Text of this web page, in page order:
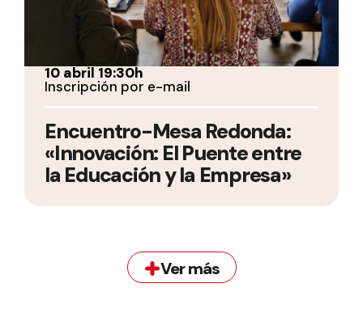
10 abril 19:30h
Inscripción por e-mail
Encuentro-Mesa Redonda:
«Innovación: El Puente entre
la Educación y la Empresa»
Ver más